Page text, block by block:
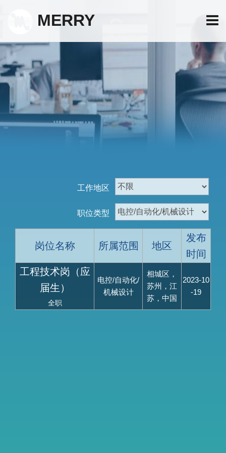
MERRY
工作地区
职位类型
岗位名称 所属范围 地区
发布
时间
工程技术岗（应
届生）
电控/自动化/
机械设计
相城区，
苏州，江
苏，中国
2023-10
-19
全职